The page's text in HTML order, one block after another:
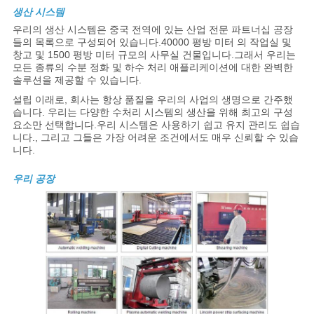
생산 시스템
우리의 생산 시스템은 중국 전역에 있는 산업 전문 파트너십 공장
들의 목록으로 구성되어 있습니다.40000 평방 미터 의 작업실 및
창고 및 1500 평방 미터 규모의 사무실 건물입니다.그래서 우리는
모든 종류의 수분 정화 및 하수 처리 애플리케이션에 대한 완벽한
솔루션을 제공할 수 있습니다.
설립 이래로, 회사는 항상 품질을 우리의 사업의 생명으로 간주했
습니다. 우리는 다양한 수처리 시스템의 생산을 위해 최고의 구성
요소만 선택합니다.우리 시스템은 사용하기 쉽고 유지 관리도 쉽습
니다., 그리고 그들은 가장 어려운 조건에서도 매우 신뢰할 수 있습
니다.
우리 공장